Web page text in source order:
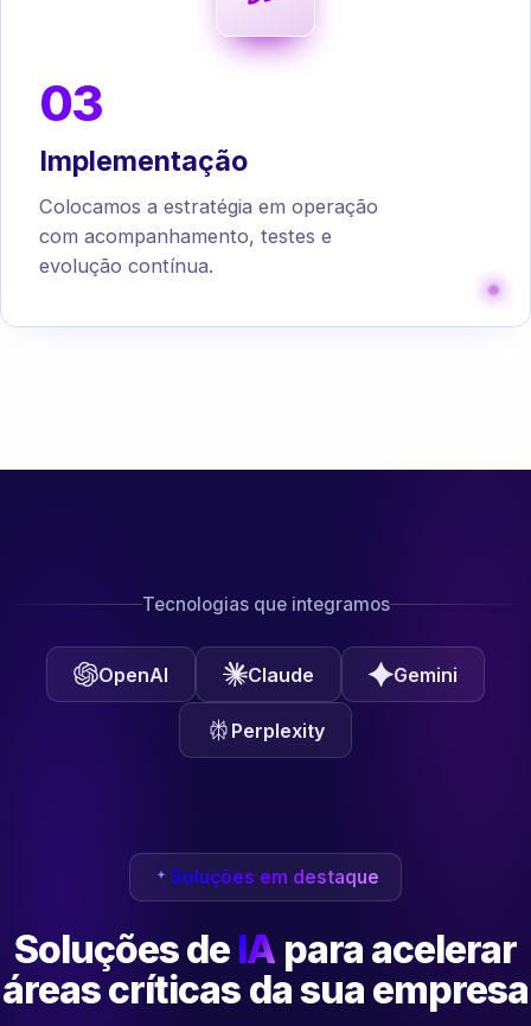
03
Implementação
Colocamos a estratégia em operação
com acompanhamento, testes e
evolução contínua.
Tecnologias que integramos
OpenAI Claude Gemini
Perplexity
Soluções em destaque
Soluções de IA para acelerar
áreas críticas da sua empresa